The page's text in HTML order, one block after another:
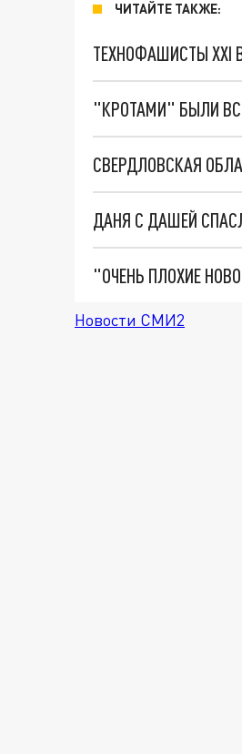
ЧИТАЙТЕ ТАКЖЕ:
ТЕХНОФАШИСТЫ XXI
"КРОТАМИ" БЫЛИ
ДАНЯ С ДАШЕЙ
Новости СМИ2